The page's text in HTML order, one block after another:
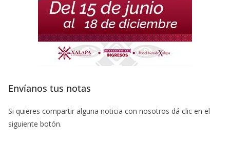
Envíanos tus notas
Si quieres compartir alguna noticia con nosotros dá clic en el
siguiente botón.